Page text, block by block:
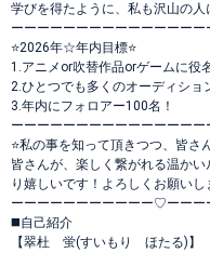
学びを得たように、私も沢山の人
ーーーーーーーーーーーーーーー
⭐️2026年☆年内目標⭐️
1.アニメor吹替作品orゲームに役
2.ひとつでも多くのオーディショ
3.年内にフォロアー100名！
ーーーーーーーーーーーーーーー
⭐️私の事を知って頂きつつ、皆
皆さんが、楽しく繋がれる温か
り嬉しいです！よろしくお願いし
ーーーーーーーーーーー♡ーーー
◼️自己紹介
【翠杜 蛍(すいもり ほたる)】